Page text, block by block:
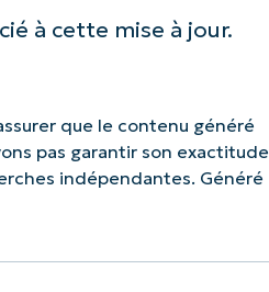
à cette mise à jour.
que le contenu généré
pas garantir son exactitude
indépendantes. Généré